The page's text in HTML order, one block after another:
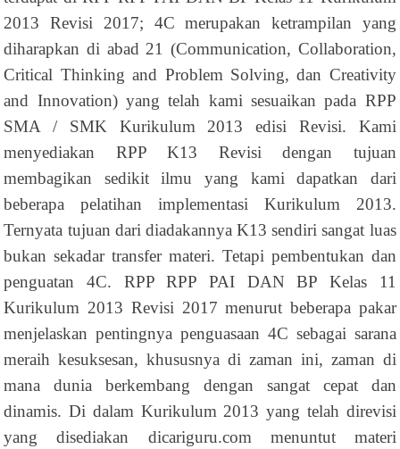
2013 Revisi 2017; 4C merupakan ketrampilan yang
diharapkan di abad 21 (Communication, Collaboration,
Critical Thinking and Problem Solving, dan Creativity
and Innovation) yang telah kami sesuaikan pada RPP
SMA / SMK Kurikulum 2013 edisi Revisi. Kami
menyediakan RPP K13 Revisi dengan tujuan
membagikan sedikit ilmu yang kami dapatkan dari
beberapa pelatihan implementasi Kurikulum 2013.
Ternyata tujuan dari diadakannya K13 sendiri sangat luas
bukan sekadar transfer materi. Tetapi pembentukan dan
penguatan 4C. RPP RPP PAI DAN BP Kelas 11
Kurikulum 2013 Revisi 2017 menurut beberapa pakar
menjelaskan pentingnya penguasaan 4C sebagai sarana
meraih kesuksesan, khususnya di zaman ini, zaman di
mana dunia berkembang dengan sangat cepat dan
dinamis. Di dalam Kurikulum 2013 yang telah direvisi
yang disediakan dicariguru.com menuntut materi